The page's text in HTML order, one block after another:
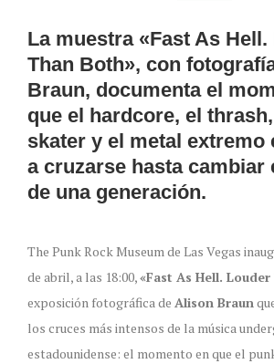
La muestra «Fast As
Than Both», con
Braun, documenta el
que el hardcore, el
skater y el metal extremo
a cruzarse hasta cambiar
de una generación.
The Punk Rock Museum de Las Vegas
de abril, a las 18:00,«Fast As Hell.
exposición fotográfica de Alison Braun
los cruces más intensos de la música
estadounidense: el momento en que el